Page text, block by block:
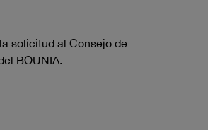
solicitud al Consejo de
BOUNIA.